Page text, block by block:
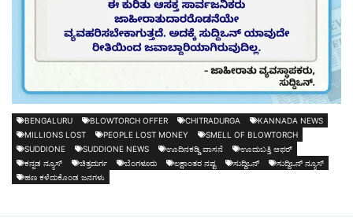
BENGALURU BLOWTORCH OFFER CHITRADURGA
KANNADA NEWS
MILLIONS LOST
PEOPLE LOST MONEY
SMELL OF BLOWTORCH
SUDDIONE
SUDDIONE NEWS ಊದಿನಕಡ್ಡಿ ವಾಸನೆ
ಊದುಬತ್ತಿ ಆಫರ್
ಕನ್ನಡ ನ್ಯೂಸ್
ಚಿತ್ರದುರ್ಗ ಬೆಂಗಳೂರು ಲಕ್ಷಾಂತರ ನಷ್ಟ ಸುದ್ದಿಒನ್
ಸುದ್ದಿಒನ್ ನ್ಯೂಸ್
ಹಣ ಕಳೆದುಕೊಂಡ ಜನಗಳು